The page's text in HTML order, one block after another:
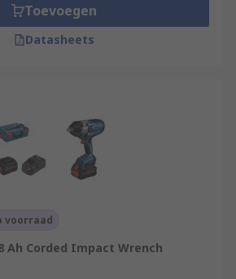
Toevoegen
Datasheets
voorraad
Ah Corded Impact Wrench